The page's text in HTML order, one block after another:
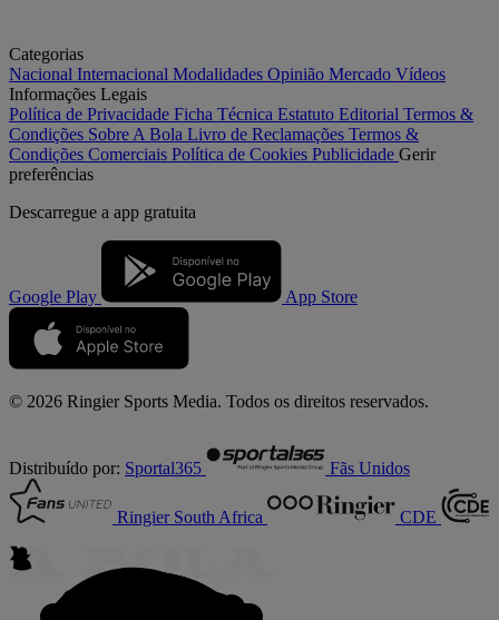
Categorias
Nacional Internacional Modalidades Opinião Mercado Vídeos
Informações Legais
Política de Privacidade Ficha Técnica Estatuto Editorial Termos &
Condições Sobre A Bola Livro de Reclamações Termos &
Condições Comerciais Política de Cookies Publicidade Gerir
preferências
Descarregue a app gratuita
Google Play App Store
© 2026 Ringier Sports Media. Todos os direitos reservados.
Distribuído por: Sportal365 Fãs Unidos
Ringier South Africa CDE